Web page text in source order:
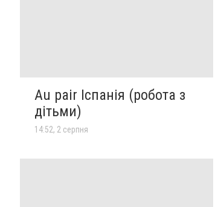
Au pair Іспанія (робота з
дітьми)
14:52, 2 серпня